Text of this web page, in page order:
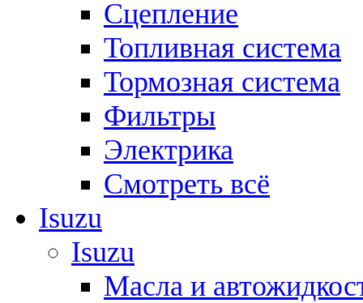
Сцепление
Топливная система
Тормозная система
Фильтры
Электрика
Смотреть всё
Isuzu
Isuzu
Масла и